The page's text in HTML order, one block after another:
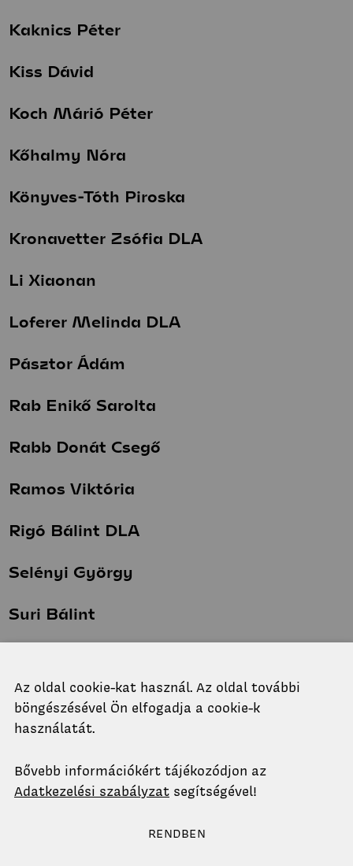
Kaknics Péter
Kiss Dávid
Koch Márió Péter
Kőhalmy Nóra
Könyves-Tóth Piroska
Kronavetter Zsófia DLA
Li Xiaonan
Loferer Melinda DLA
Pásztor Ádám
Rab Enikő Sarolta
Rabb Donát Csegő
Ramos Viktória
Rigó Bálint DLA
Selényi György
Suri Bálint
Szabó Máté
Szabó-Macsek Kata
Szántó Hunor Albert
Az oldal cookie-kat használ. Az oldal további
böngészésével Ön elfogadja a cookie-k
használatát.
Bővebb információkért tájékozódjon az
Adatkezelési szabályzat segítségével!
RENDBEN